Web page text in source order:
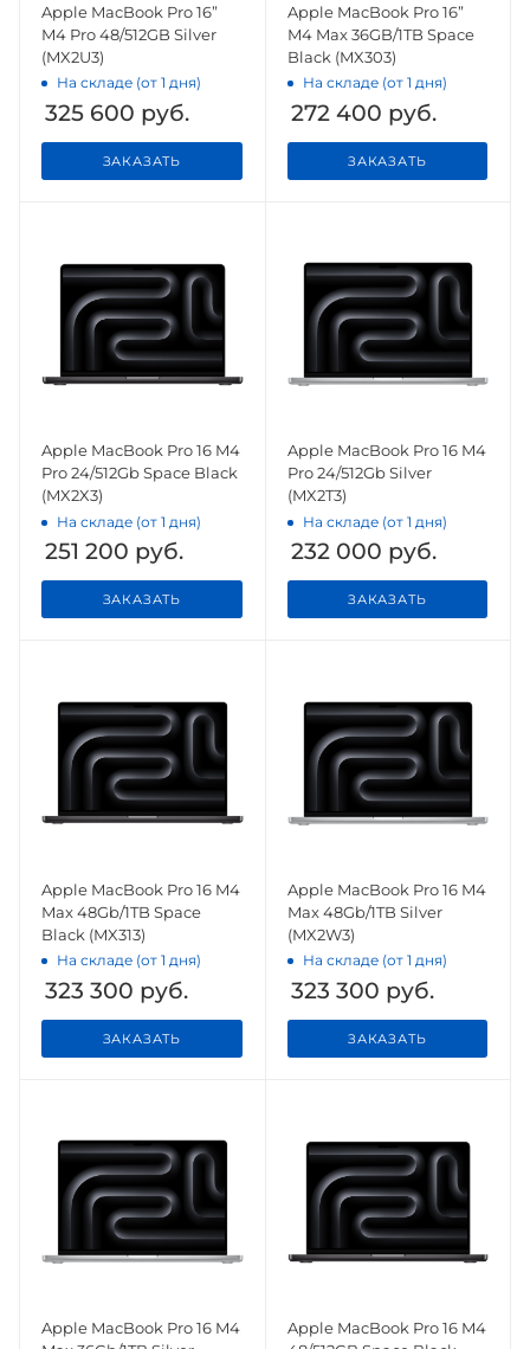
Apple MacBook Pro 16”
M4 Pro 48/512GB Silver
(MX2U3)
На складе (от 1 дня)
325 600 руб.
ЗАКАЗАТЬ
Apple MacBook Pro 16”
M4 Max 36GB/1TB Space
Black (MX303)
На складе (от 1 дня)
272 400 руб.
ЗАКАЗАТЬ
Apple MacBook Pro 16 M4
Pro 24/512Gb Space Black
(MX2X3)
На складе (от 1 дня)
251 200 руб.
ЗАКАЗАТЬ
Apple MacBook Pro 16 M4
Pro 24/512Gb Silver
(MX2T3)
На складе (от 1 дня)
232 000 руб.
ЗАКАЗАТЬ
Apple MacBook Pro 16 M4
Max 48Gb/1TB Space
Black (MX313)
На складе (от 1 дня)
323 300 руб.
ЗАКАЗАТЬ
Apple MacBook Pro 16 M4
Max 48Gb/1TB Silver
(MX2W3)
На складе (от 1 дня)
323 300 руб.
ЗАКАЗАТЬ
Apple MacBook Pro 16 M4
Apple MacBook Pro 16 M4